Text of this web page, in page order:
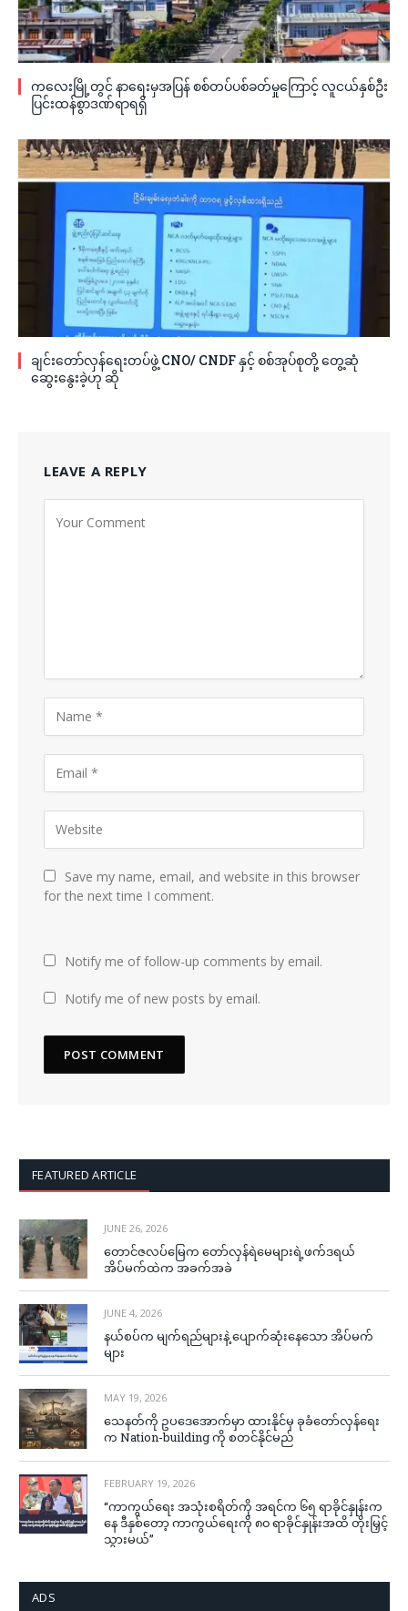
ကလေးမြို့တွင် နာရေးမှအပြန် စစ်တပ်ပစ်ခတ်မှုကြောင့် လူငယ်နှစ်ဦး
ပြင်းထန်စွာဒဏ်ရာရရှိ
ချင်းတော်လှန်ရေးတပ်ဖွဲ့ CNO/ CNDF နှင့် စစ်အုပ်စုတို့ တွေ့ဆုံ
ဆွေးနွေးခဲ့ဟု ဆို
LEAVE A REPLY
Save my name, email, and website in this browser
for the next time I comment.
Notify me of follow-up comments by email.
Notify me of new posts by email.
FEATURED ARTICLE
JUNE 26, 2026
တောင်ဇလပ်မြေက တော်လှန်ရဲမေများရဲ့ဖက်ဒရယ်
အိပ်မက်ထဲက အခက်အခဲ
JUNE 4, 2026
နယ်စပ်က မျက်ရည်များနဲ့ ပျောက်ဆုံးနေသော အိပ်မက်
များ
MAY 19, 2026
သေနတ်ကို ဥပဒေအောက်မှာ ထားနိုင်မှ ခုခံတော်လှန်ရေး
က Nation-building ကို စတင်နိုင်မည်
FEBRUARY 19, 2026
“ကာကွယ်ရေး အသုံးစရိတ်ကို အရင်က ၆၅ ရာခိုင်နှုန်းက
နေ ဒီနှစ်တော့ ကာကွယ်ရေးကို ၈၀ ရာခိုင်နှုန်းအထိ တိုးမြှင့်
သွားမယ်”
ADS